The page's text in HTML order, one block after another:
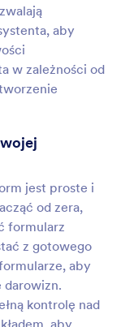
aby
w zależności od
jest proste i
od zera,
formularz
z gotowego
aby
kontrolę nad
aby